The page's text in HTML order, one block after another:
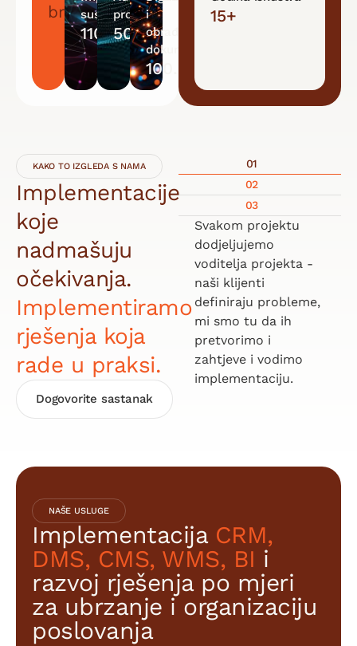
brojkama
sustava
110+
procesa
500+
i
obrađenih
dokumenata
100.000+
15+
KAKO TO IZGLEDA S NAMA
Implementacije
koje
nadmašuju
očekivanja.
Implementiramo
rješenja koja
rade u praksi.
Dogovorite sastanak
01
02
03
Svakom projektu
dodjeljujemo
voditelja projekta -
naši klijenti
definiraju probleme,
mi smo tu da ih
pretvorimo i
zahtjeve i vodimo
implementaciju.
NAŠE USLUGE
Implementacija CRM,
DMS, CMS, WMS, BI i
razvoj rješenja po mjeri
za ubrzanje i organizaciju
poslovanja